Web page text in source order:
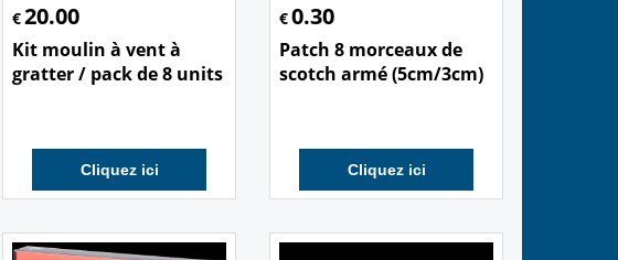
€20.00
Kit moulin à vent à
gratter / pack de 8 units
Cliquez ici
€0.30
Patch 8 morceaux de
scotch armé (5cm/3cm)
Cliquez ici